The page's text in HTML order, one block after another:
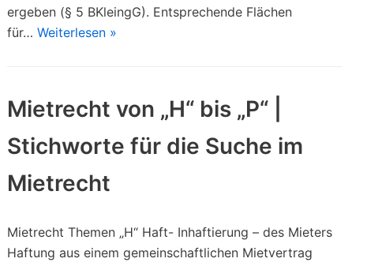
ergeben (§ 5 BKleingG). Entsprechende Flächen
für… Weiterlesen »
Mietrecht von „H“ bis „P“ |
Stichworte für die Suche im
Mietrecht
Mietrecht Themen „H“ Haft- Inhaftierung – des Mieters
Haftung aus einem gemeinschaftlichen Mietvertrag